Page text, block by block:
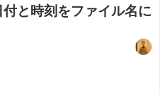
と時刻をファイル名に